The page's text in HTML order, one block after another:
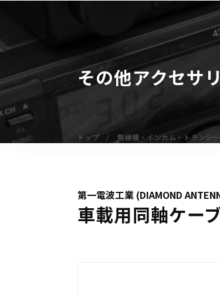
無線機
デジタル無線機（
デジタル無線機（免
受信機（レシーバー
アマチュア無線機
その他アクセサ
トップ 無線機・インカム・トランシ
第一電波工業 (DIAMOND
車載用同軸ケー